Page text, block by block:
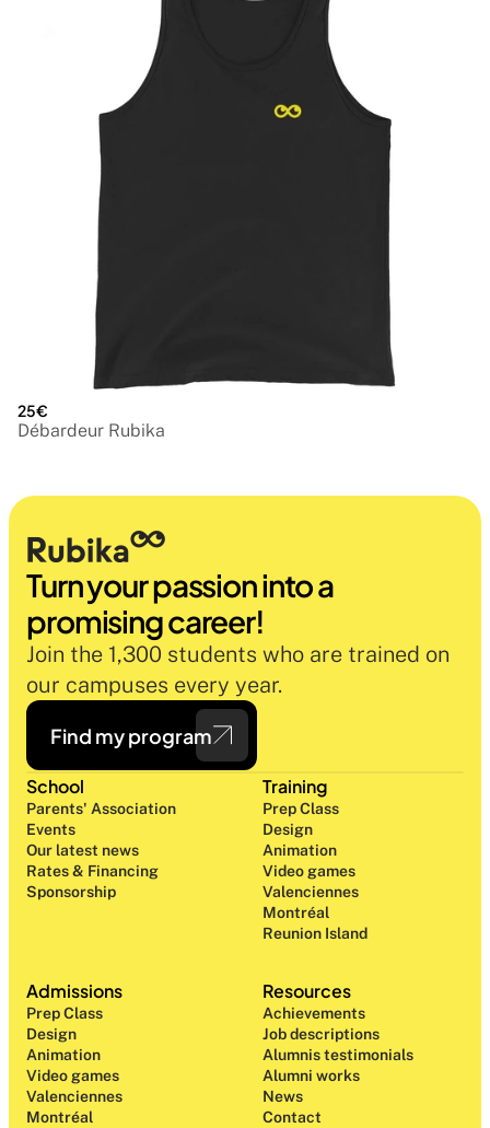
25€
Débardeur Rubika
Turn your passion into a
promising career!
Join the 1,300 students who are trained on
our campuses every year.
Find my program
School
Parents' Association
Events
Our latest news
Rates & Financing
Sponsorship
Training
Prep Class
Design
Animation
Video games
Valenciennes
Montréal
Reunion Island
Admissions
Prep Class
Design
Animation
Video games
Valenciennes
Montréal
Resources
Achievements
Job descriptions
Alumnis testimonials
Alumni works
News
Contact